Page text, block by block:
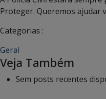
Proteger. Queremos ajudar
Categorias :
Geral
Veja Também
Sem posts recentes